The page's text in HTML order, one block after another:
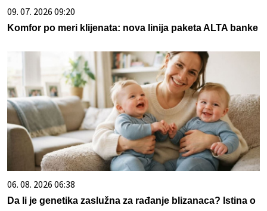
09. 07. 2026 09:20
Komfor po meri klijenata: nova linija paketa ALTA banke
06. 08. 2026 06:38
Da li je genetika zaslužna za rađanje blizanaca? Istina o